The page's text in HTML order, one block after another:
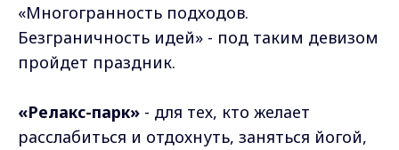
«Многогранность подходов.
Безграничность идей» - под таким девизом
пройдет праздник.
«Релакс-парк» - для тех, кто желает
расслабиться и отдохнуть, заняться йогой,